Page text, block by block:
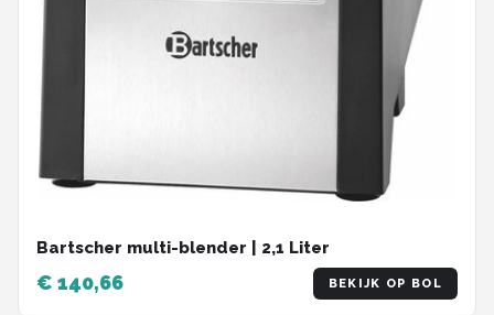
Bartscher multi-blender | 2,1 Liter
€ 140,66 BEKIJK OP BOL